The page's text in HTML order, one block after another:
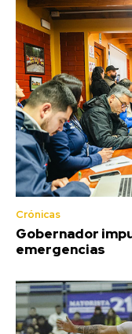
Crónicas
Gobernador
emergencias